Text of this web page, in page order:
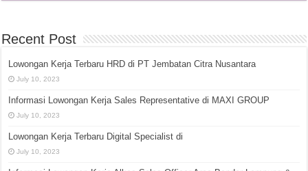
Recent Post
Lowongan Kerja Terbaru HRD di PT Jembatan Citra Nusantara
July 10, 2023
Informasi Lowongan Kerja Sales Representative di MAXI GROUP
July 10, 2023
Lowongan Kerja Terbaru Digital Specialist di
July 10, 2023